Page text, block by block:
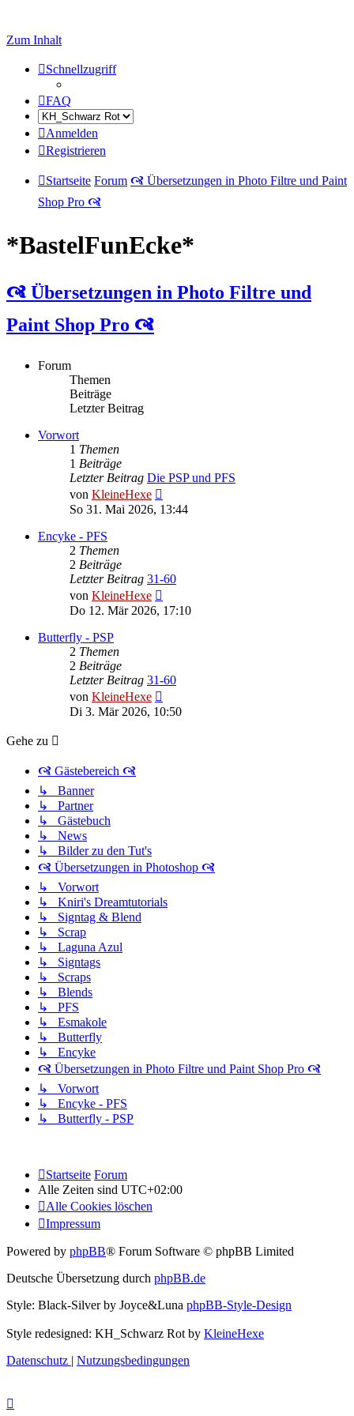
Zum Inhalt
Schnellzugriff
FAQ
Anmelden
Registrieren
Startseite Forum 🙧 Übersetzungen in Photo Filtre und Paint
Shop Pro 🙧
*BastelFunEcke*
🙧 Übersetzungen in Photo Filtre und
Paint Shop Pro 🙧
Forum
Themen
Beiträge
Letzter Beitrag
Vorwort
1 Themen
1 Beiträge
Letzter Beitrag Die PSP und PFS
von KleineHexe
Beitrag
So 31. Mai 2026, 13:44
Encyke - PFS
2 Themen
2 Beiträge
Letzter Beitrag 31-60
von KleineHexe
Beitrag
Do 12. Mär 2026, 17:10
Butterfly - PSP
2 Themen
2 Beiträge
Letzter Beitrag 31-60
von KleineHexe
Beitrag
Di 3. Mär 2026, 10:50
Gehe zu
🙧 Gästebereich 🙧
↳ Banner
↳ Partner
↳ Gästebuch
↳ News
↳ Bilder zu den Tut's
🙧 Übersetzungen in Photoshop 🙧
↳ Vorwort
↳ Kniri's Dreamtutorials
↳ Signtag & Blend
↳ Scrap
↳ Laguna Azul
↳ Signtags
↳ Scraps
↳ Blends
↳ PFS
↳ Esmakole
↳ Butterfly
↳ Encyke
🙧 Übersetzungen in Photo Filtre und Paint Shop Pro 🙧
↳ Vorwort
↳ Encyke - PFS
↳ Butterfly - PSP
Startseite Forum
Alle Zeiten sind UTC+02:00
Alle Cookies löschen
Impressum
Powered by phpBB® Forum Software © phpBB Limited
Deutsche Übersetzung durch phpBB.de
Style: Black-Silver by Joyce&Luna phpBB-Style-Design
Style redesigned: KH_Schwarz Rot by KleineHexe
Datenschutz | Nutzungsbedingungen